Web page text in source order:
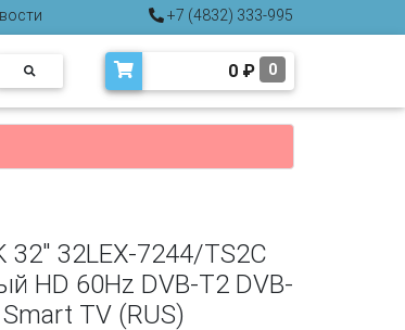
+7 (4832) 333-995
0 ₽ 0
32" 32LEX-7244/TS2C
HD 60Hz DVB-T2 DVB-
TV (RUS)